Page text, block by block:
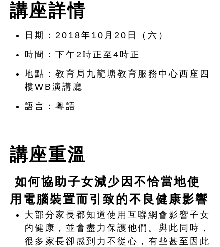
講座詳情
日期：2018年10月20日（六）
時間：下午2時正至4時正
地點：教育局九龍塘教育服務中心西座四
樓WB演講廳
語言：粤語
講座重溫
如何協助子女減少因不恰當地使
用電腦裝置而引致的不良健康影響
大部分家長都知道使用互聯網會影響子女
的健康，並會盡力保護他們。與此同時，
很多家長卻感到力不從心，有些甚至因此